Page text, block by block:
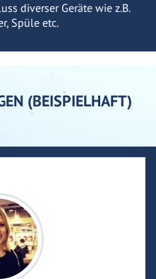
diverser Geräte wie z.B.
Spüle etc.
(BEISPIELHAFT)